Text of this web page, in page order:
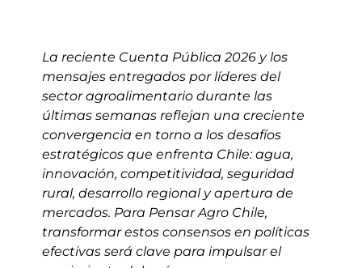
La reciente Cuenta Pública 2026 y los
mensajes entregados por líderes del
sector agroalimentario durante las
últimas semanas reflejan una creciente
convergencia en torno a los desafíos
estratégicos que enfrenta Chile: agua,
innovación, competitividad, seguridad
rural, desarrollo regional y apertura de
mercados. Para Pensar Agro Chile,
transformar estos consensos en políticas
efectivas será clave para impulsar el